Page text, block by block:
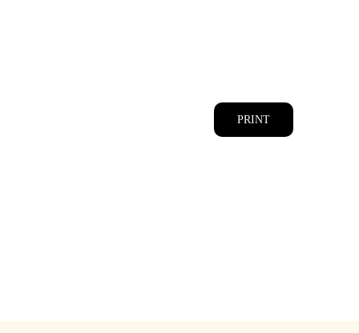
PRINT